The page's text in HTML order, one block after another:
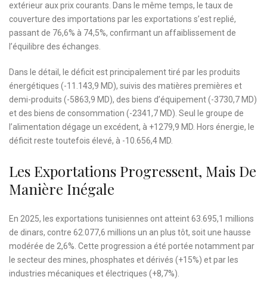
extérieur aux prix courants. Dans le même temps, le taux de
couverture des importations par les exportations s’est replié,
passant de 76,6% à 74,5%, confirmant un affaiblissement de
l’équilibre des échanges.
Dans le détail, le déficit est principalement tiré par les produits
énergétiques (-11.143,9 MD), suivis des matières premières et
demi-produits (-5863,9 MD), des biens d’équipement (-3730,7 MD)
et des biens de consommation (-2341,7 MD). Seul le groupe de
l’alimentation dégage un excédent, à +1279,9 MD. Hors énergie, le
déficit reste toutefois élevé, à -10.656,4 MD.
Les Exportations Progressent, Mais De
Manière Inégale
En 2025, les exportations tunisiennes ont atteint 63.695,1 millions
de dinars, contre 62.077,6 millions un an plus tôt, soit une hausse
modérée de 2,6%. Cette progression a été portée notamment par
le secteur des mines, phosphates et dérivés (+15%) et par les
industries mécaniques et électriques (+8,7%).